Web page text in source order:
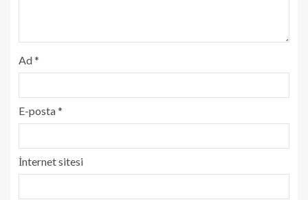
Ad*
E-posta*
İnternet sitesi